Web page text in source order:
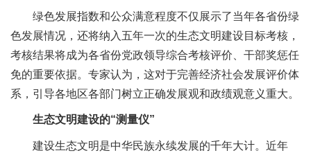
绿色发展指数和公众满意程度不仅展示了当年各省份绿
色发展情况，还将纳入五年一次的生态文明建设目标考核，
考核结果将成为各省份党政领导综合考核评价、干部奖惩任
免的重要依据。专家认为，这对于完善经济社会发展评价体
系，引导各地区各部门树立正确发展观和政绩观意义重大。
生态文明建设的“测量仪”
建设生态文明是中华民族永续发展的千年大计。近年